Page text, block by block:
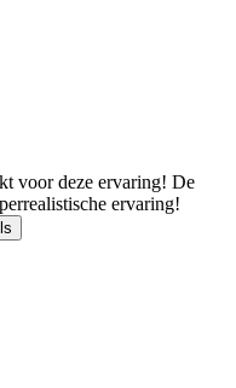
voor deze ervaring! De
ervaring!